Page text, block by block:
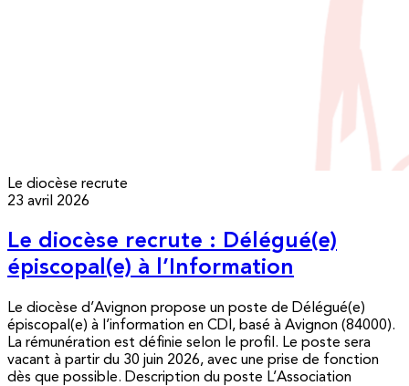
Le diocèse recrute
23 avril 2026
Le diocèse recrute : Délégué(e)
épiscopal(e) à l’Information
Le diocèse d’Avignon propose un poste de Délégué(e)
épiscopal(e) à l’information en CDI, basé à Avignon (84000).
La rémunération est définie selon le profil. Le poste sera
vacant à partir du 30 juin 2026, avec une prise de fonction
dès que possible. Description du poste L’Association